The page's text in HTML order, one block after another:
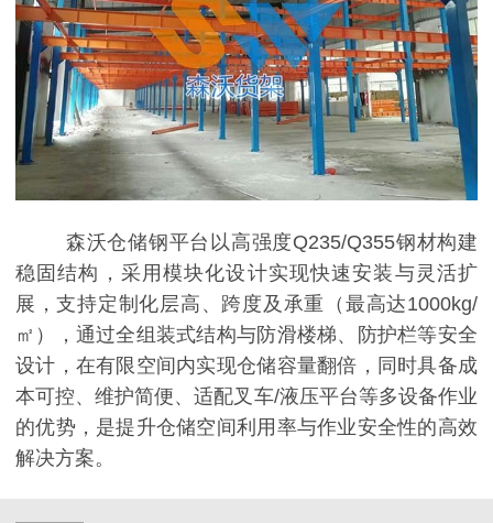
森沃仓储钢平台以高强度Q235/Q355钢材构建
稳固结构，采用模块化设计实现快速安装与灵活扩
展，支持定制化层高、跨度及承重（最高达1000kg/
㎡），通过全组装式结构与防滑楼梯、防护栏等安全
设计，在有限空间内实现仓储容量翻倍，同时具备成
本可控、维护简便、适配叉车/液压平台等多设备作业
的优势，是提升仓储空间利用率与作业安全性的高效
解决方案。